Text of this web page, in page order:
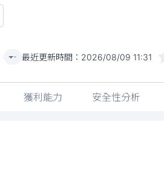
- 最近更新時間： 2026/08/09 11:31
獲利能力 安全性分析